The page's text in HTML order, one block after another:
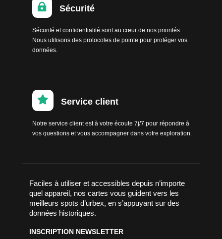
 Sécurité
Sécurité et confidentialité sont au cœur de nos priorités.
Nous utilisons des protocoles de pointe pour protéger vos
données.
 Service client
Notre service client est à votre écoute 7j/7 pour répondre à
vos questions et vous accompagner dans votre exploration.
Faciles à utiliser et accessibles depuis n’importe
quel appareil, nos cartes vous guident vers les
meilleurs spots d’urbex, en s’appuyant sur des
données historiques.
INSCRIPTION NEWSLETTER